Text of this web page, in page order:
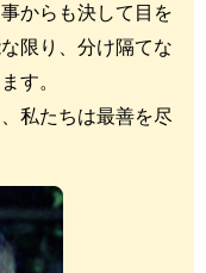
からも決して目を
限り、分け隔てな
す。
私たちは最善を尽